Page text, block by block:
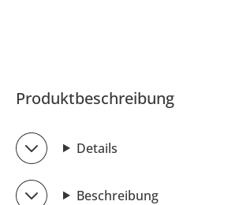
Produktbeschreibung
Details
Beschreibung